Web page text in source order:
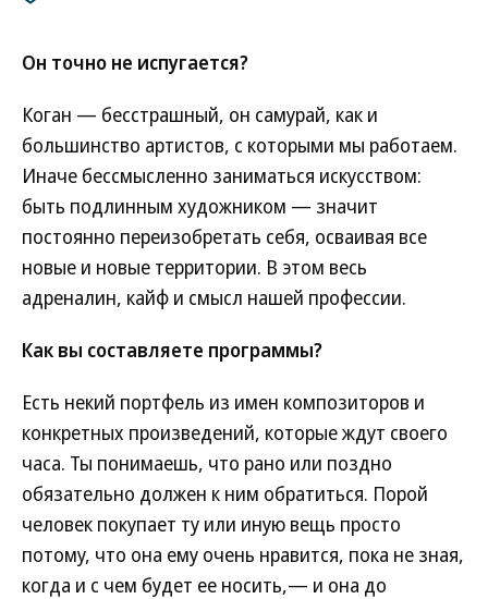
Он точно не испугается?
Коган — бесстрашный, он самурай, как и
большинство артистов, с которыми мы работаем.
Иначе бессмысленно заниматься искусством:
быть подлинным художником — значит
постоянно переизобретать себя, осваивая все
новые и новые территории. В этом весь
адреналин, кайф и смысл нашей профессии.
Как вы составляете программы?
Есть некий портфель из имен композиторов и
конкретных произведений, которые ждут своего
часа. Ты понимаешь, что рано или поздно
обязательно должен к ним обратиться. Порой
человек покупает ту или иную вещь просто
потому, что она ему очень нравится, пока не зная,
когда и с чем будет ее носить,— и она до